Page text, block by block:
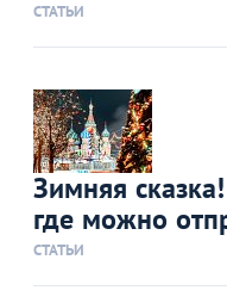
СТАТЬИ
Зимняя
где можно
СТАТЬИ